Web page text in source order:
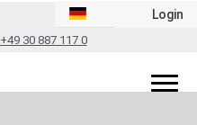
+49 30 887 117 0
Login